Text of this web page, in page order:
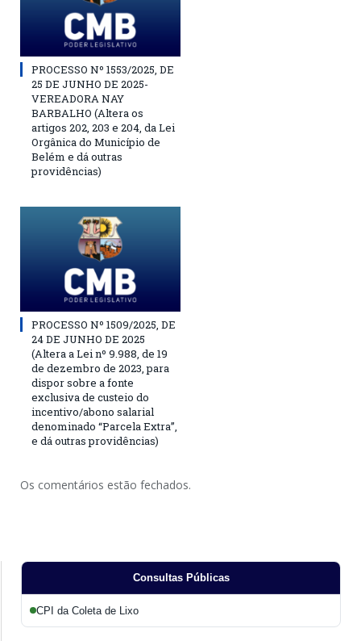
PROCESSO Nº 1553/2025, DE
25 DE JUNHO DE 2025-
VEREADORA NAY
BARBALHO (Altera os
artigos 202, 203 e 204, da Lei
Orgânica do Município de
Belém e dá outras
providências)
PROCESSO Nº 1509/2025, DE
24 DE JUNHO DE 2025
(Altera a Lei nº 9.988, de 19
de dezembro de 2023, para
dispor sobre a fonte
exclusiva de custeio do
incentivo/abono salarial
denominado “Parcela Extra”,
e dá outras providências)
Os comentários estão fechados.
Consultas Públicas
CPI da Coleta de Lixo